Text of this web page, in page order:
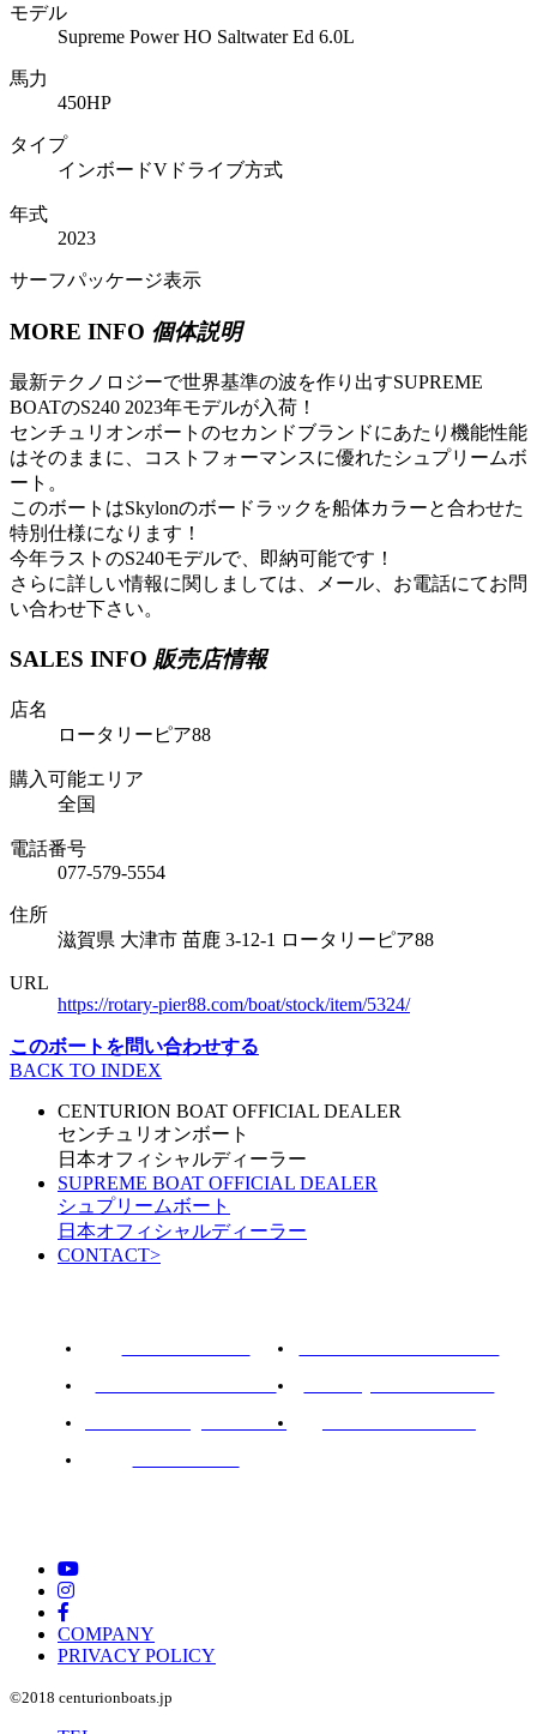
モデル
Supreme Power HO Saltwater Ed 6.0L
馬力
450HP
タイプ
インボードVドライブ方式
年式
2023
サーフパッケージ表示
MORE INFO 個体説明
最新テクノロジーで世界基準の波を作り出すSUPREME
BOATのS240 2023年モデルが入荷！
センチュリオンボートのセカンドブランドにあたり機能性能
はそのままに、コストフォーマンスに優れたシュプリームボ
ート。
このボートはSkylonのボードラックを船体カラーと合わせた
特別仕様になります！
今年ラストのS240モデルで、即納可能です！
さらに詳しい情報に関しましては、メール、お電話にてお問
い合わせ下さい。
SALES INFO 販売店情報
店名
ロータリーピア88
購入可能エリア
全国
電話番号
077-579-5554
住所
滋賀県 大津市 苗鹿 3-12-1 ロータリーピア88
URL
https://rotary-pier88.com/boat/stock/item/5324/
このボートを問い合わせする
BACK TO INDEX
CENTURION BOAT OFFICIAL DEALER
センチュリオンボート
日本オフィシャルディーラー
SUPREME BOAT OFFICIAL DEALER
シュプリームボート
日本オフィシャルディーラー
CONTACT>
PCM marine engines JAPAN
COMPANY
PRIVACY POLICY
©︎2018 centurionboats.jp